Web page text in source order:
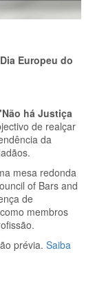
Dia Europeu do
há Justiça
de realçar
da
mesa redonda
of Bars and
de
membros
prévia. Saiba